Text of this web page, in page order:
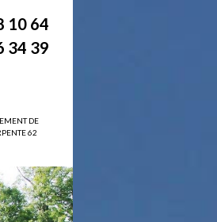
10 64
34 39
DE
62